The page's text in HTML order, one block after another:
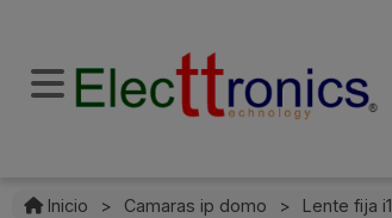
Inicio > Camaras ip domo > Lente fija i1